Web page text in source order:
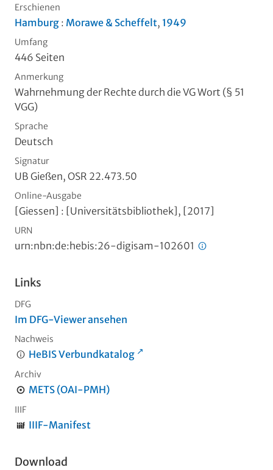
Erschienen
Hamburg : Morawe & Scheffelt, 1949
Umfang
446 Seiten
Anmerkung
Wahrnehmung der Rechte durch die VG Wort (§ 51
VGG)
Sprache
Deutsch
Signatur
UB Gießen, OSR 22.473.50
Online-Ausgabe
[Giessen] : [Universitätsbibliothek], [2017]
URN
urn:nbn:de:hebis:26-digisam-102601
Links
DFG
Im DFG-Viewer ansehen
Nachweis
HeBIS Verbundkatalog
Archiv
METS (OAI-PMH)
IIIF
IIIF-Manifest
Download